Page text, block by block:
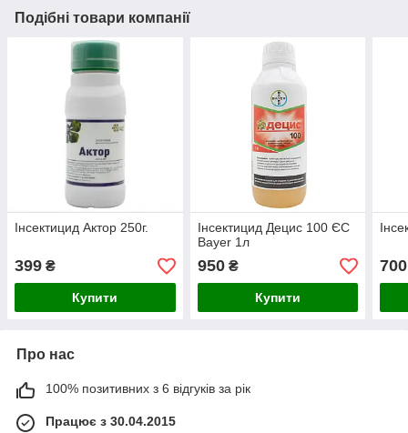
Подібні товари компанії
Інсектицид Актор 250г.
399 ₴
Купити
Інсектицид Децис 100 ЄС
Bayer 1л
950₴
Купити
700
Про нас
100% позитивних з 6 відгуків за рік
Працює з 30.04.2015